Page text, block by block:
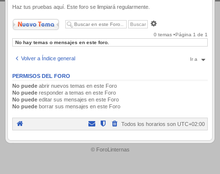
Haz tus pruebas aquí. Este foro se limpiará regularmente.
Nuevo Tema
0 temas •Página 1 de 1
No hay temas o mensajes en este foro.
Volver a Índice general Ir a
PERMISOS DEL FORO
No puede abrir nuevos temas en este Foro
No puede responder a temas en este Foro
No puede editar sus mensajes en este Foro
No puede borrar sus mensajes en este Foro
Todos los horarios son UTC+02:00
.
© ForoLinternas